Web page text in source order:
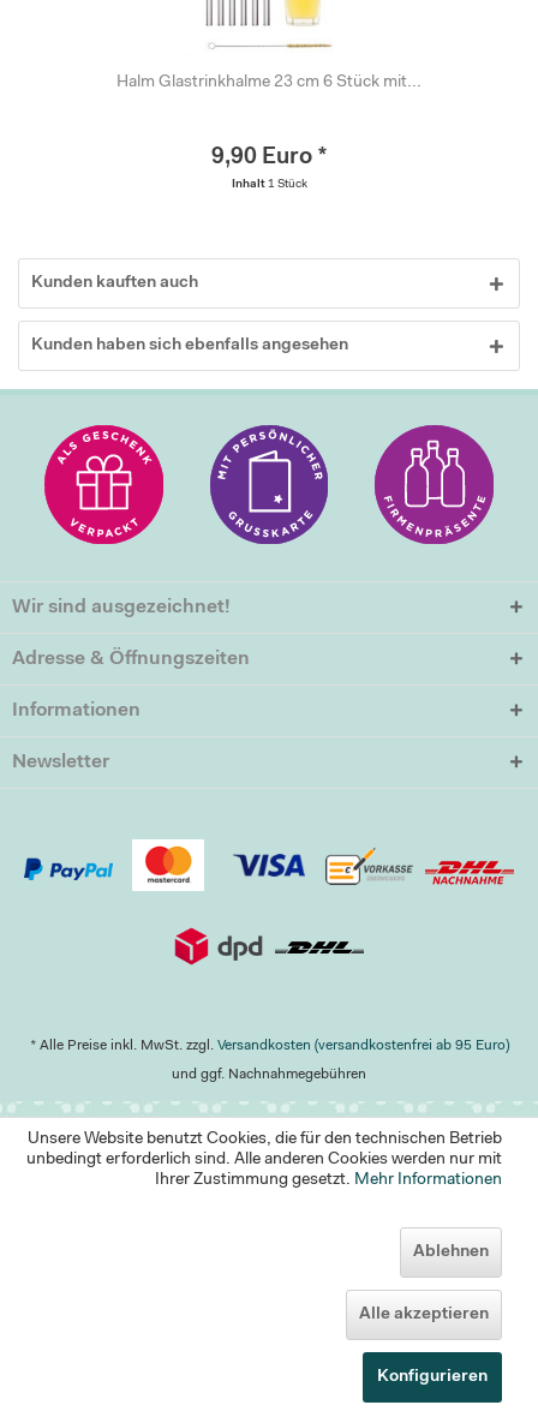
Halm Glastrinkhalme 23 cm 6 Stück mit...
9,90 Euro *
Inhalt 1 Stück
Kunden kauften auch
Kunden haben sich ebenfalls angesehen
Wir sind ausgezeichnet!
Adresse & Öffnungszeiten
Informationen
Newsletter
* Alle Preise inkl. MwSt. zzgl. Versandkosten (versandkostenfrei ab 95 Euro)
und ggf. Nachnahmegebühren
Unsere Website benutzt Cookies, die für den technischen Betrieb
unbedingt erforderlich sind. Alle anderen Cookies werden nur mit
Ihrer Zustimmung gesetzt. Mehr Informationen
Ablehnen
Alle akzeptieren
Konfigurieren